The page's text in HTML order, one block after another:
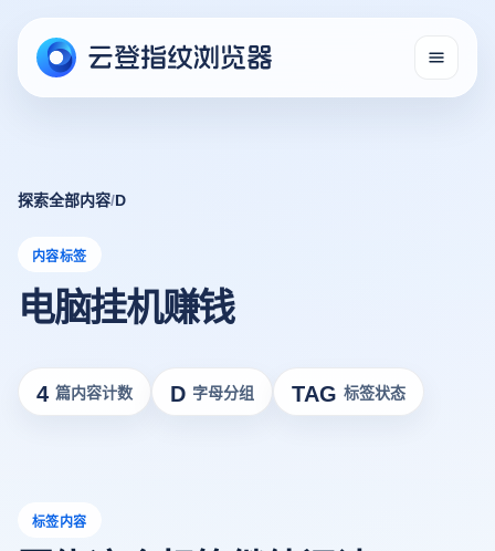
探索全部内容/D
内容标签
电脑挂机赚钱
4 篇内容计数 D 字母分组 TAG 标签状态
标签内容